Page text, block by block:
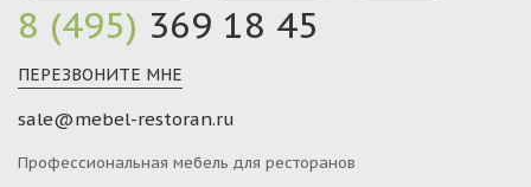
8 (495) 369 18 45
ПЕРЕЗВОНИТЕ МНЕ
sale@mebel-restoran.ru
Профессиональная мебель для ресторанов